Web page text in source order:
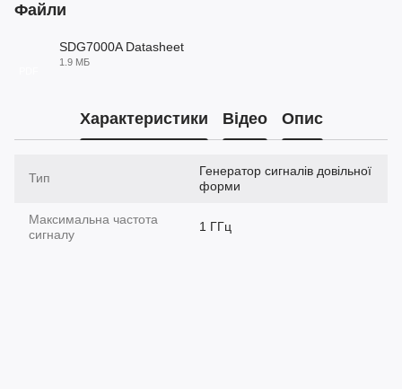
Файли
SDG7000A Datasheet
1.9 МБ
Характеристики Відео Опис
Тип
Генератор сигналів довільної
форми
Максимальна частота
сигналу
1 ГГц